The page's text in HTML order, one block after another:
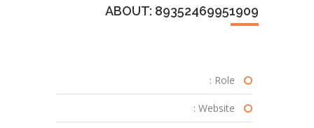
ABOUT: 89352469951909
Role :
Website :